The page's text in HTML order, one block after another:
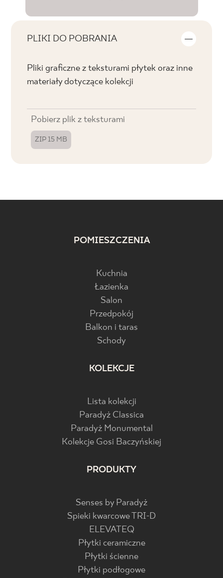
PLIKI DO POBRANIA
Pliki graficzne z teksturami płytek oraz inne
materiały dotyczące kolekcji
Pobierz plik z teksturami
ZIP 15 MB
POMIESZCZENIA
Kuchnia
Łazienka
Salon
Przedpokój
Balkon i taras
Schody
KOLEKCJE
Lista kolekcji
Paradyż Classica
Paradyż Monumental
Kolekcje Gosi Baczyńskiej
PRODUKTY
Senses by Paradyż
Spieki kwarcowe TRI-D
ELEVATEQ
Płytki ceramiczne
Płytki ścienne
Płytki podłogowe